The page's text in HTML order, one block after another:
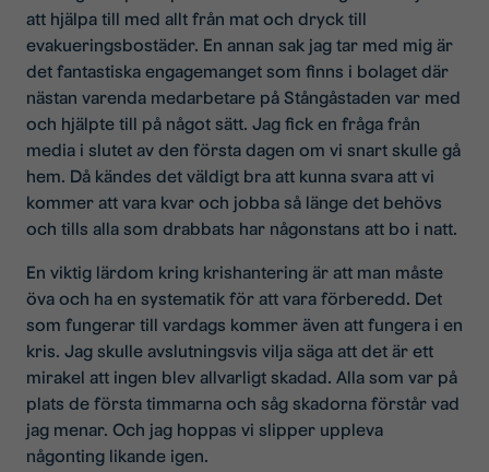
att hjälpa till med allt från mat och dryck till
evakueringsbostäder. En annan sak jag tar med mig är
det fantastiska engagemanget som finns i bolaget där
nästan varenda medarbetare på Stångåstaden var med
och hjälpte till på något sätt. Jag fick en fråga från
media i slutet av den första dagen om vi snart skulle gå
hem. Då kändes det väldigt bra att kunna svara att vi
kommer att vara kvar och jobba så länge det behövs
och tills alla som drabbats har någonstans att bo i natt.
En viktig lärdom kring krishantering är att man måste
öva och ha en systematik för att vara förberedd. Det
som fungerar till vardags kommer även att fungera i en
kris. Jag skulle avslutningsvis vilja säga att det är ett
mirakel att ingen blev allvarligt skadad. Alla som var på
plats de första timmarna och såg skadorna förstår vad
jag menar. Och jag hoppas vi slipper uppleva
någonting likande igen.